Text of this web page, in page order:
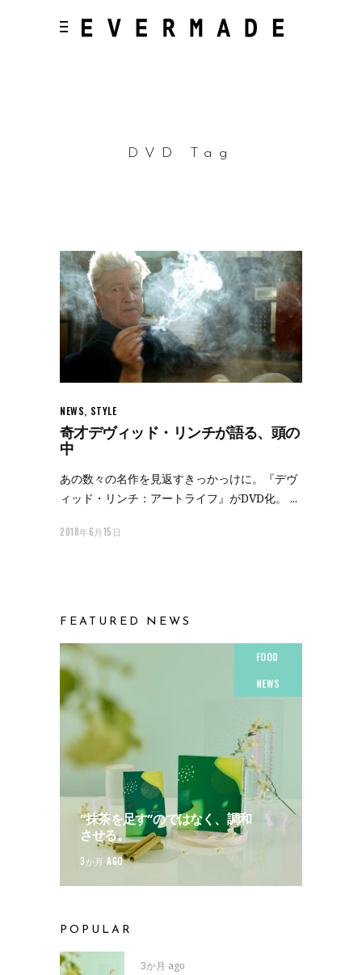
DVD Tag
NEWS, STYLE
奇才デヴィッド・リンチが語る、頭の
中
あの数々の名作を見返すきっかっけに。『デヴ
ィッド・リンチ：アートライフ』がDVD化。
2018年6月15日
FEATURED NEWS
FOOD
NEWS
“抹茶を足す”のではなく、調和
させる。
3か月 AGO
POPULAR
3か月 ago